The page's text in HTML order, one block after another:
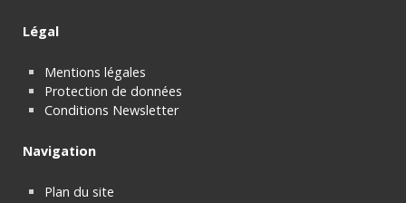
Légal
Mentions légales
Protection de données
Conditions Newsletter
Navigation
Plan du site